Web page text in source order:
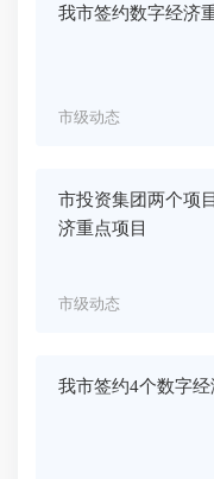
我市签约数字经济
市级动态
市投资集团两个项
济重点项目
市级动态
我市签约4个数字经